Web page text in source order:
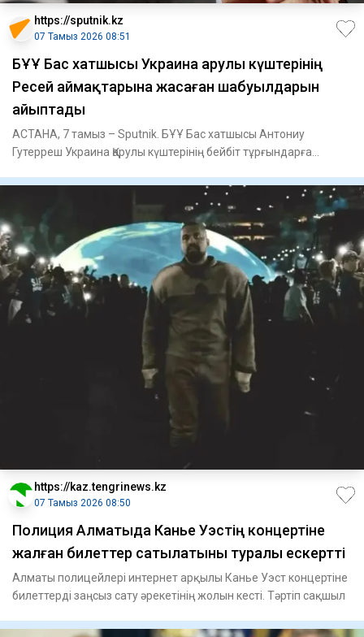
https://sputnik.kz
07 Тамыз 2026 08:51
БҰҰ Бас хатшысы Украина Қарулы күштерінің
Ресей аймақтарына жасаған шабуылдарын
айыптады
АСТАНА, 7 тамыз – Sputnik. БҰҰ Бас хатшысы Антониу
Гутерреш Украина Қарулы күштерінің бейбіт тұрғындарға
https://kaz.tengrinews.kz
07 Тамыз 2026 08:50
Полиция Алматыда Канье Уэстің концертіне
жалған билеттер сатылатыны туралы ескертті
Алматы полицейлері интернет арқылы Канье Уэст концертіне
билеттерді заңсыз сату әрекетінің жолын кесті. Тәртіп сақшыл